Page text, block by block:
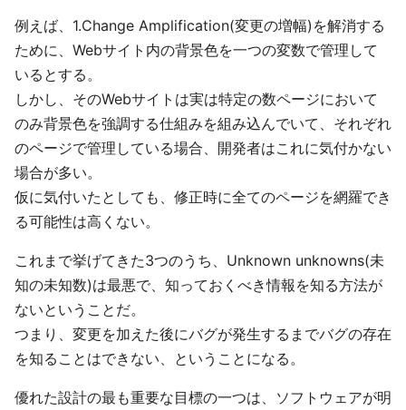
例えば、1.Change Amplification(変更の増幅)を解消する
ために、Webサイト内の背景色を一つの変数で管理して
いるとする。
しかし、そのWebサイトは実は特定の数ページにおいて
のみ背景色を強調する仕組みを組み込んでいて、それぞれ
のページで管理している場合、開発者はこれに気付かない
場合が多い。
仮に気付いたとしても、修正時に全てのページを網羅でき
る可能性は高くない。
これまで挙げてきた3つのうち、Unknown unknowns(未
知の未知数)は最悪で、知っておくべき情報を知る方法が
ないということだ。
つまり、変更を加えた後にバグが発生するまでバグの存在
を知ることはできない、ということになる。
優れた設計の最も重要な目標の一つは、ソフトウェアが明